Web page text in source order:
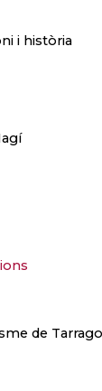
i història
de